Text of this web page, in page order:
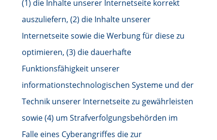
(1) die Inhalte unserer Internetseite korrekt
auszuliefern, (2) die Inhalte unserer
Internetseite sowie die Werbung für diese zu
optimieren, (3) die dauerhafte
Funktionsfähigkeit unserer
informationstechnologischen Systeme und der
Technik unserer Internetseite zu gewährleisten
sowie (4) um Strafverfolgungsbehörden im
Falle eines Cyberangriffes die zur